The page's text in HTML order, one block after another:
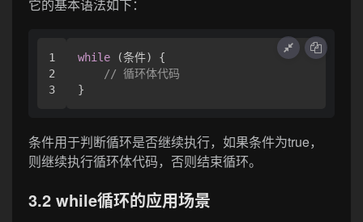
它的基本语法如下：
1
2
while (条件) {
// 循环体代码
条件用于判断循环是否继续执行，如果条件为true，
则继续执行循环体代码，否则结束循环。
3.2 while循环的应用场景